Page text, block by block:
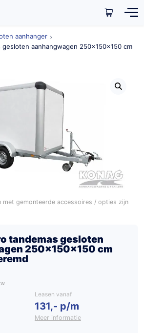
aanhanger
gesloten aanhangwagen 250x150x150 cm
met gemonteerde accessoires / opties zijn
tandemas gesloten
250x150x150 cm
Leasen vanaf
131,- p/m
Meer informatie